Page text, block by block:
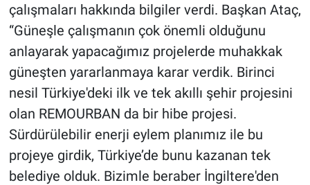
çalışmaları hakkında bilgiler verdi. Başkan Ataç,
“Güneşle çalışmanın çok önemli olduğunu
anlayarak yapacağımız projelerde muhakkak
güneşten yararlanmaya karar verdik. Birinci
nesil Türkiye'deki ilk ve tek akıllı şehir projesini
olan REMOURBAN da bir hibe projesi.
Sürdürülebilir enerji eylem planımız ile bu
projeye girdik, Türkiye’de bunu kazanan tek
belediye olduk. Bizimle beraber İngiltere'den